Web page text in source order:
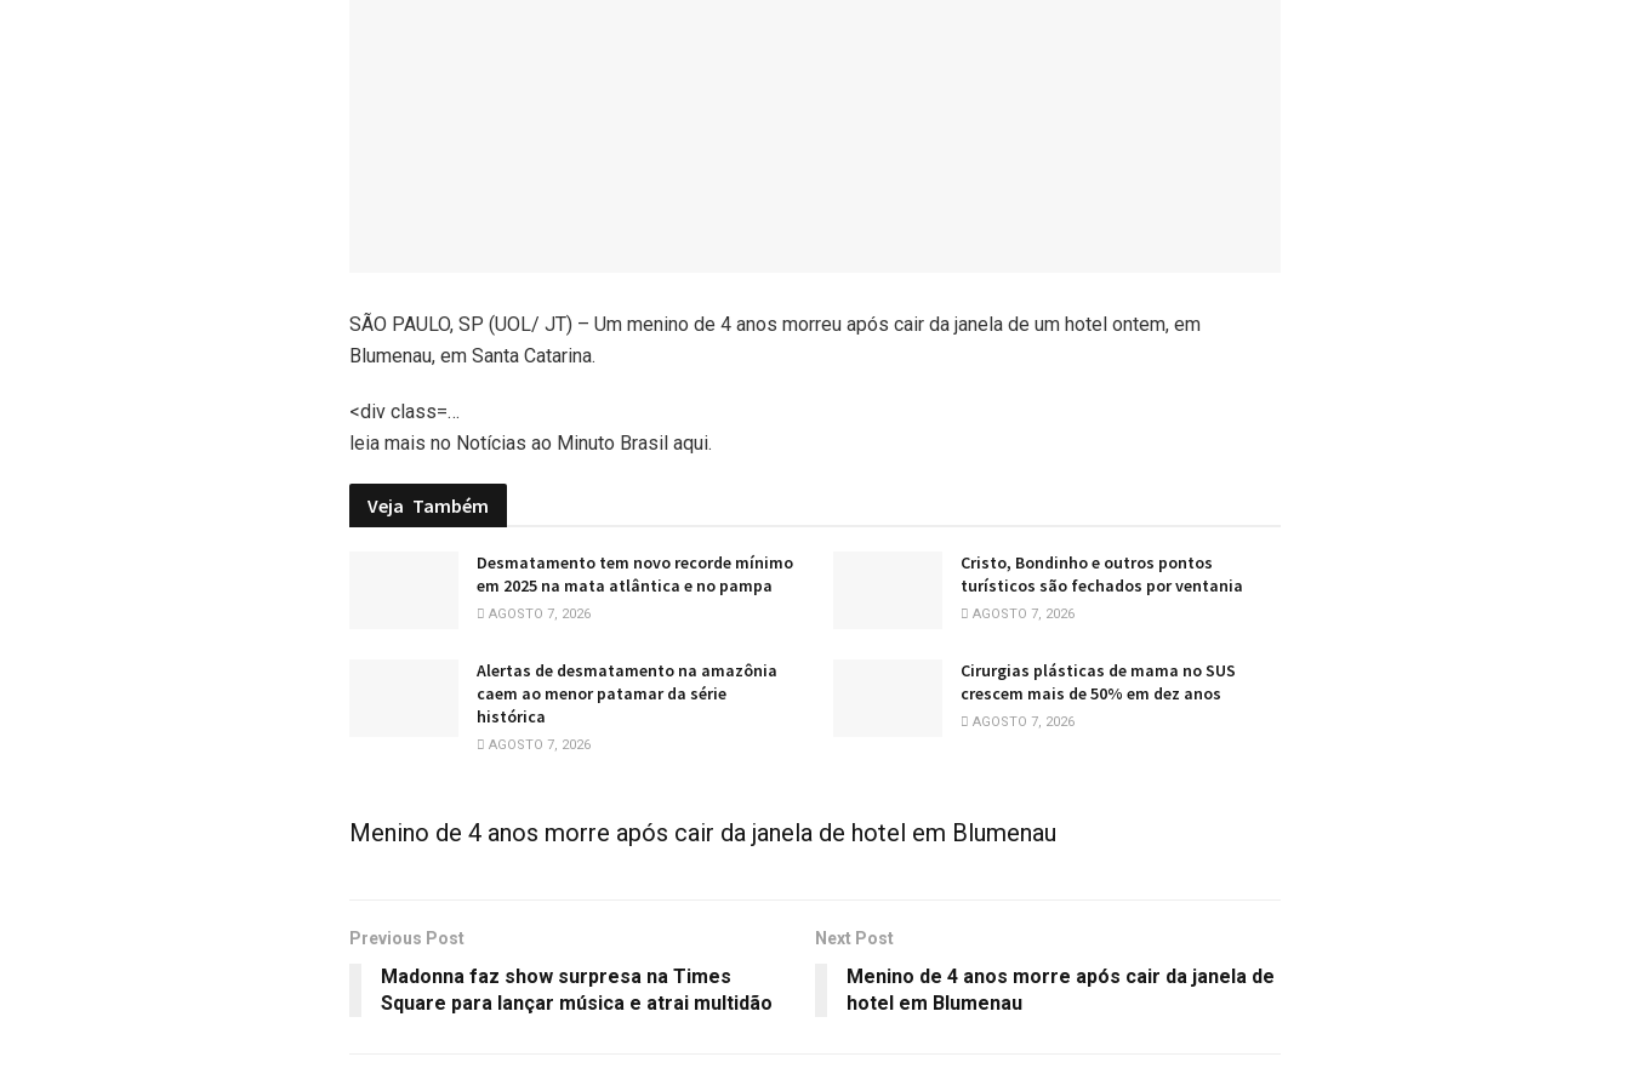
SÃO PAULO, SP (UOL/ JT) – Um menino de 4 anos morreu após cair da janela de um hotel ontem, em
Blumenau, em Santa Catarina.
<div class=…
leia mais no Notícias ao Minuto Brasil aqui.
Veja Também
Desmatamento tem novo recorde mínimo
em 2025 na mata atlântica e no pampa
AGOSTO 7, 2026
Cristo, Bondinho e outros pontos
turísticos são fechados por ventania
AGOSTO 7, 2026
Alertas de desmatamento na amazônia
caem ao menor patamar da série
histórica
AGOSTO 7, 2026
Cirurgias plásticas de mama no SUS
crescem mais de 50% em dez anos
AGOSTO 7, 2026
Menino de 4 anos morre após cair da janela de hotel em Blumenau
Previous Post
Madonna faz show surpresa na Times
Square para lançar música e atrai multidão
Next Post
Menino de 4 anos morre após cair da janela de
hotel em Blumenau